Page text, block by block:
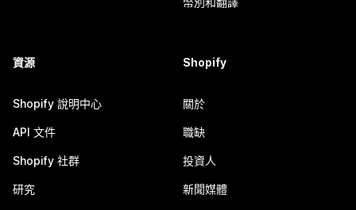
資源
Shopify 說明中心
API 文件
Shopify 社群
研究
Shopify
關於
職缺
投資人
新聞媒體